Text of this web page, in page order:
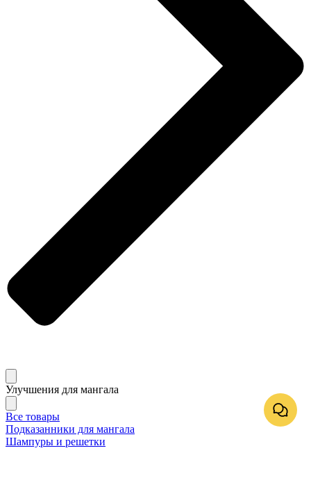
Улучшения для мангала
Все товары
Подказанники для мангала
Шампуры и решетки